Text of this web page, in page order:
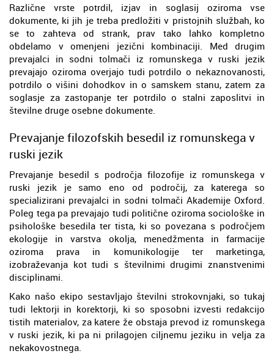
Različne vrste potrdil, izjav in soglasij oziroma vse
dokumente, ki jih je treba predložiti v pristojnih službah, ko
se to zahteva od strank, prav tako lahko kompletno
obdelamo v omenjeni jezični kombinaciji. Med drugim
prevajalci in sodni tolmači iz romunskega v ruski jezik
prevajajo oziroma overjajo tudi potrdilo o nekaznovanosti,
potrdilo o višini dohodkov in o samskem stanu, zatem za
soglasje za zastopanje ter potrdilo o stalni zaposlitvi in
številne druge osebne dokumente.
Prevajanje filozofskih besedil iz romunskega v
ruski jezik
Prevajanje besedil s področja filozofije iz romunskega v
ruski jezik je samo eno od področij, za katerega so
specializirani prevajalci in sodni tolmači Akademije Oxford.
Poleg tega pa prevajajo tudi politične oziroma sociološke in
psihološke besedila ter tista, ki so povezana s področjem
ekologije in varstva okolja, menedžmenta in farmacije
oziroma prava in komunikologije ter marketinga,
izobraževanja kot tudi s številnimi drugimi znanstvenimi
disciplinami.
Kako našo ekipo sestavljajo številni strokovnjaki, so tukaj
tudi lektorji in korektorji, ki so sposobni izvesti redakcijo
tistih materialov, za katere že obstaja prevod iz romunskega
v ruski jezik, ki pa ni prilagojen ciljnemu jeziku in velja za
nekakovostnega.